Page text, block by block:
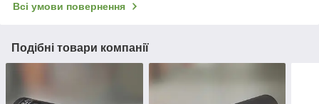
Всі умови повернення
Подібні товари компанії